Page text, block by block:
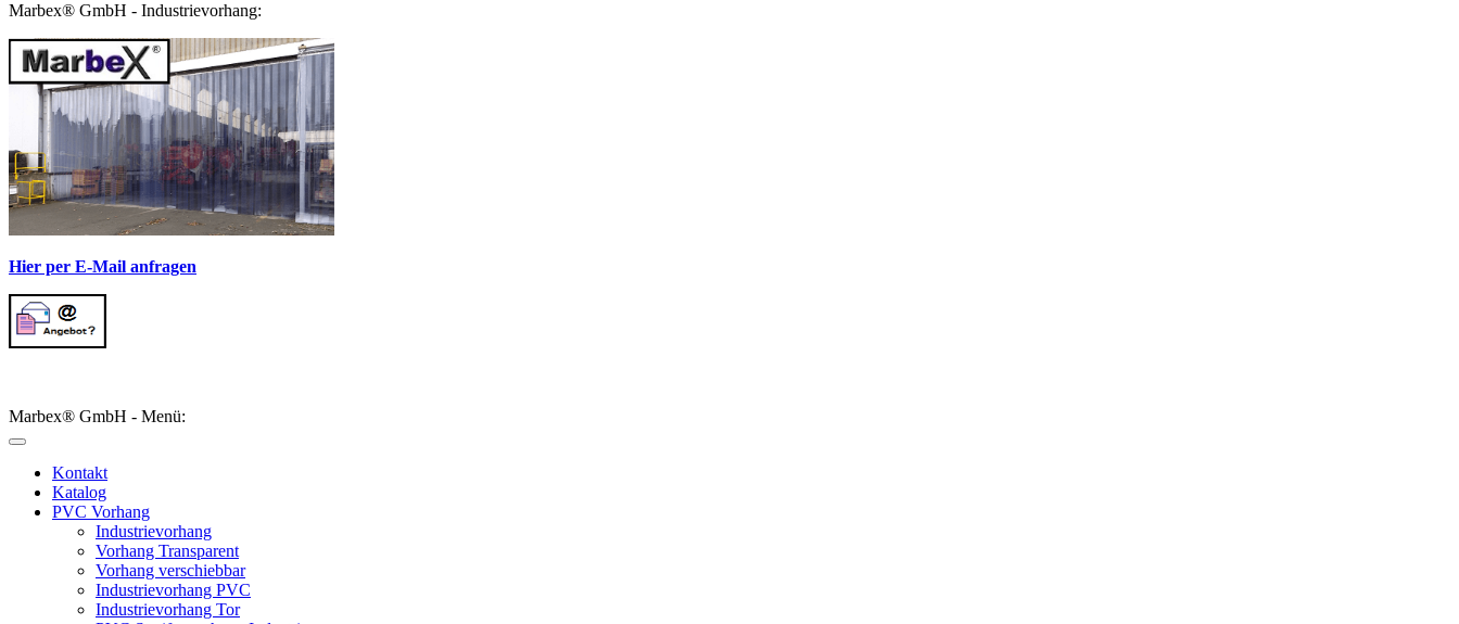
Marbex® GmbH - Industrievorhang:
Hier per E-Mail anfragen
Marbex® GmbH - Menü:
Kontakt
Katalog
PVC Vorhang
Industrievorhang
Vorhang Transparent
Vorhang verschiebbar
Industrievorhang PVC
Industrievorhang Tor